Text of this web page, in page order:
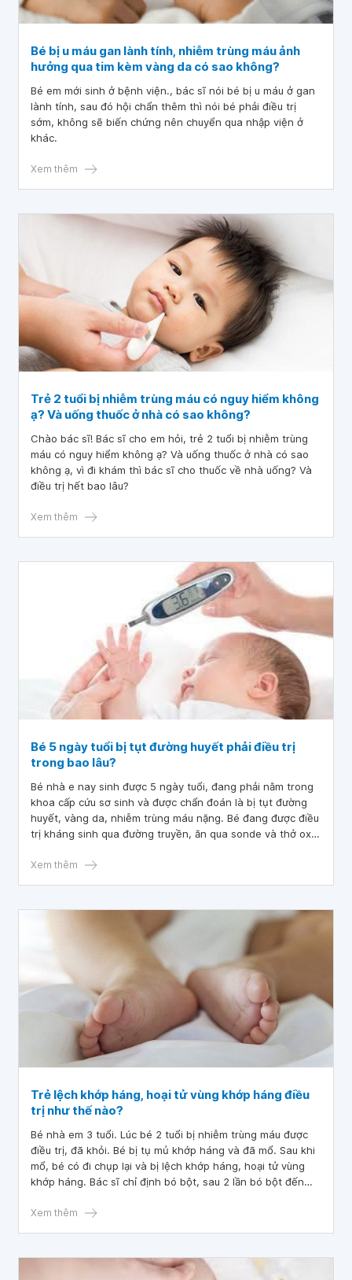
Bé bị u máu gan lành tính, nhiễm trùng máu ảnh
hưởng qua tim kèm vàng da có sao không?
Bé em mới sinh ở bệnh viện., bác sĩ nói bé bị u máu ở gan
lành tính, sau đó hội chẩn thêm thì nói bé phải điều trị
sớm, không sẽ biến chứng nên chuyển qua nhập viện ở
khác.
Xem thêm
Trẻ 2 tuổi bị nhiễm trùng máu có nguy hiểm không
ạ? Và uống thuốc ở nhà có sao không?
Chào bác sĩ! Bác sĩ cho em hỏi, trẻ 2 tuổi bị nhiễm trùng
máu có nguy hiểm không ạ? Và uống thuốc ở nhà có sao
không ạ, vì đi khám thì bác sĩ cho thuốc về nhà uống? Và
điều trị hết bao lâu?
Xem thêm
Bé 5 ngày tuổi bị tụt đường huyết phải điều trị
trong bao lâu?
Bé nhà e nay sinh được 5 ngày tuổi, đang phải nằm trong
khoa cấp cứu sơ sinh và được chẩn đoán là bị tụt đường
huyết, vàng da, nhiễm trùng máu nặng. Bé đang được điều
trị kháng sinh qua đường truyền, ăn qua sonde và thở oxy.
điều trị trong bao lâu? Em cám ơn bác sĩ.
Xem thêm
Trẻ lệch khớp háng, hoại tử vùng khớp háng điều
trị như thế nào?
Bé nhà em 3 tuổi. Lúc bé 2 tuổi bị nhiễm trùng máu được
điều trị, đã khỏi. Bé bị tụ mủ khớp háng và đã mổ. Sau khi
mổ, bé có đi chụp lại và bị lệch khớp háng, hoại tử vùng
khớp háng. Bác sĩ chỉ định bó bột, sau 2 lần bó bột đến
hỏi trẻ lệch khớp háng, hoại tử vùng khớp háng điều trị
Xem thêm